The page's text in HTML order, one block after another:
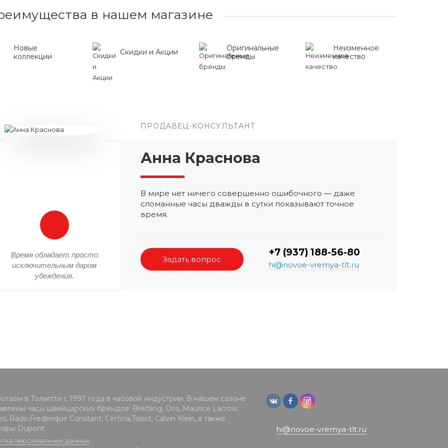
в нашем магазине
Новые
коллекции
Скидки и Акции
Оригинальные
бренды
Неизменное
качество
ПРОДАВЕЦ-КОНСУЛЬТАНТ
Время обладает просто
исключительным даром
убеждения.
Анна Краснова
В мире нет ничего совершенно ошибочного — даже
сломанные часы дважды в сутки показывают точное
время.
Задать вопрос
+7 (937) 188-56-80
hi@novoe-vremya-tlt.ru
в Тольятти с 1997 года в часовой индустрии. В нашем салоне
часы швейцарских брендов: Breitling, Oris, Maurice Lacroix,
Rado,Frederique Constant, Certina,Tissot, Calvin Klein, а также
Dupont.
персональных данных
hi@novoe-vremya-tlt.ru